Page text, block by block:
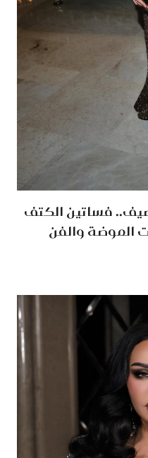
فساتين الكتف
الموضة والفن